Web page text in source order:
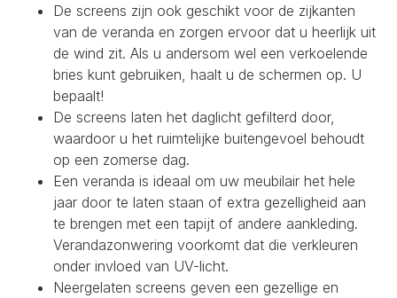
De screens zijn ook geschikt voor de zijkanten
van de veranda en zorgen ervoor dat u heerlijk uit
de wind zit. Als u andersom wel een verkoelende
bries kunt gebruiken, haalt u de schermen op. U
bepaalt!
De screens laten het daglicht gefilterd door,
waardoor u het ruimtelijke buitengevoel behoudt
op een zomerse dag.
Een veranda is ideaal om uw meubilair het hele
jaar door te laten staan of extra gezelligheid aan
te brengen met een tapijt of andere aankleding.
Verandazonwering voorkomt dat die verkleuren
onder invloed van UV-licht.
Neergelaten screens geven een gezellige en